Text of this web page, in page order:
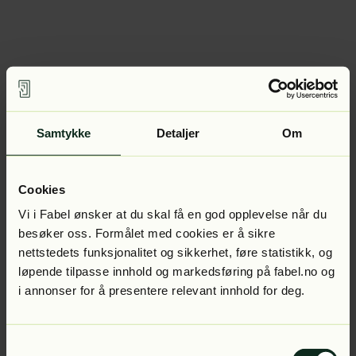
Samtykke Detaljer Om
Cookies
Vi i Fabel ønsker at du skal få en god opplevelse når du
besøker oss. Formålet med cookies er å sikre
nettstedets funksjonalitet og sikkerhet, føre statistikk, og
løpende tilpasse innhold og markedsføring på fabel.no og
i annonser for å presentere relevant innhold for deg.